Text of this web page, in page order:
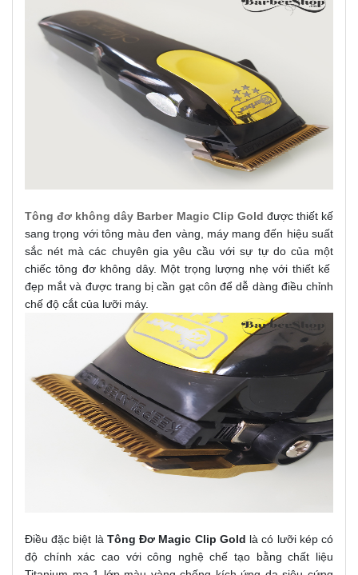
Tông đơ không dây Barber Magic Clip Gold được thiết kế
sang trọng với tông màu đen vàng, máy mang đến hiệu suất
sắc nét mà các chuyên gia yêu cầu với sự tự do của một
chiếc tông đơ không dây. Một trọng lượng nhẹ với thiết kế
đẹp mắt và được trang bị cần gạt côn để dễ dàng điều chỉnh
chế độ cắt của lưỡi máy.
Điều đặc biệt là Tông Đơ Magic Clip Gold là có lưỡi kép có
độ chính xác cao với công nghệ chế tạo bằng chất liệu